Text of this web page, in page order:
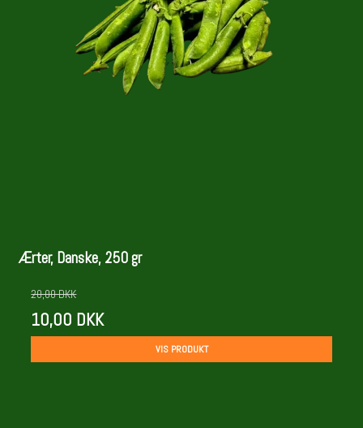
Ærter, Danske, 250 gr
20,00 DKK
10,00 DKK
VIS PRODUKT